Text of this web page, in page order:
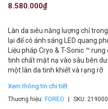
8.580.000₫
Làn da siêu năng lượng chỉ
lại để có ánh sáng LED quang
Liệu pháp Cryo & T-Sonic ™
tinh chất mặt nạ vào sâu bên
một làn da tinh khiết và rạng rỡ
Xem thông tin chi tiết
Thương hiệu: FOREO SKU: